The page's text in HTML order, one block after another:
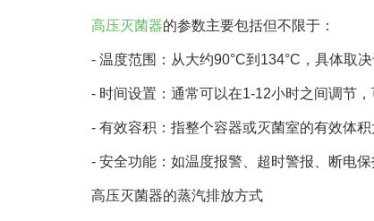
高压灭菌器的参数主要包括但不限于：
- 温度范围：从大约90°C到134°C，具体取
- 时间设置：通常可以在1-12小时之间调节
- 有效容积：指整个容器或灭菌室的有效体积
- 安全功能：如温度报警、超时警报、断电保
高压灭菌器的蒸汽排放方式